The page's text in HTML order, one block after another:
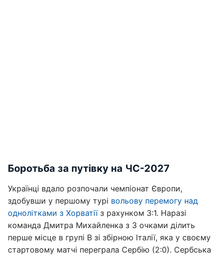
Боротьба за путівку на ЧС-2027
Українці вдало розпочали чемпіонат Європи,
здобувши у першому турі вольову перемогу над
однолітками з Хорватіїз рахунком 3:1. Наразі
команда Дмитра Михайленка з 3 очками ділить
перше місце в групі B зі збірною Італії, яка у своєму
стартовому матчі переграла Сербію (2:0). Сербська